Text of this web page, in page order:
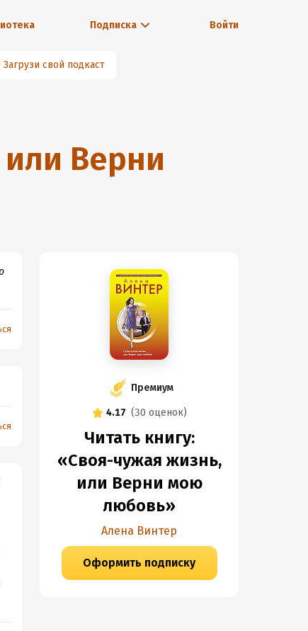
Подписка Войти
Загрузи свой подкаст
Верни
Премиум
4.17 (30 оценок)
Читать книгу:
«Своя-чужая жизнь,
или Верни мою
любовь»
Алена Винтер
Оформить подписку